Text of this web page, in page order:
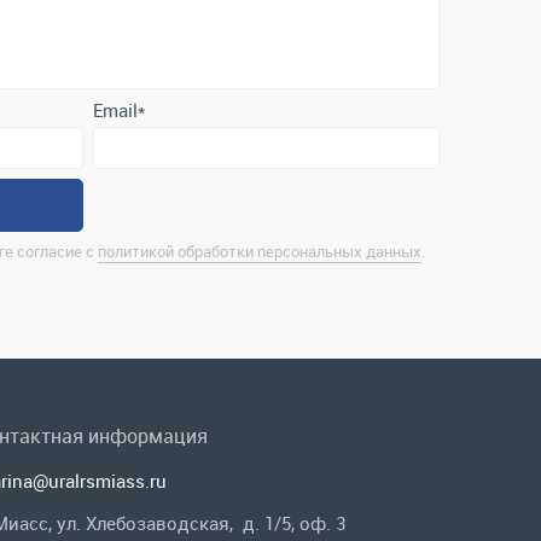
информация
ул. Хлебозаводская, д. 1/5, оф. 3
контактная информация